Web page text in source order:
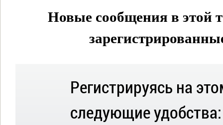
Новые сообщения в этой
Регистрируясь на
следующие удобства: